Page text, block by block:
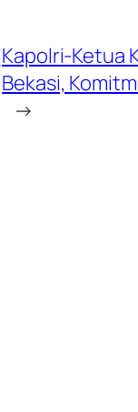
Kapolri-Ketua
Bekasi,
→